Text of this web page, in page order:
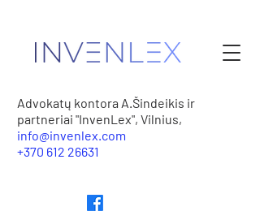
Advokatų kontora A.Šindeikis ir
partneriai "InvenLex", Vilnius,
info@invenlex.com
+370 612 26631